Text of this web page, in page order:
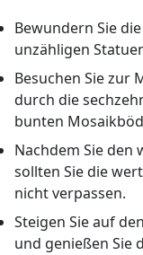
Bewundern Sie
unzähligen
Besuchen Sie zur
durch die
bunten
Nachdem Sie
sollten Sie die
nicht verpassen.
Steigen Sie auf
und genießen Sie